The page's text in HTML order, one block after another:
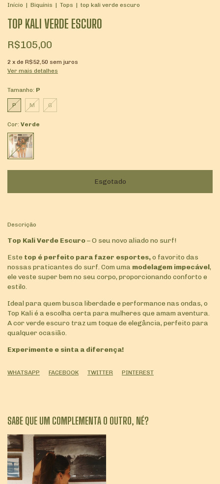
Início | Biquínis | Tops | top kali verde escuro
TOP KALI VERDE ESCURO
R$105,00
2 x de R$52,50 sem juros
Ver mais detalhes
Tamanho: P
P M G
Cor: Verde
Descrição
Top Kali Verde Escuro– O seu novo aliado no surf!
Este top é perfeito para fazer esportes,o favorito das
nossas praticantes do surf. Com uma modelagem impecável,
ele veste super bem no seu corpo, proporcionando conforto e
estilo.
Ideal para quem busca liberdade e performance nas ondas, o
Top Kali é a escolha certa para mulheres que amam aventura.
A cor verde escuro traz um toque de elegância, perfeito para
qualquer ocasião.
Experimente e sinta a diferença!
WHATSAPP FACEBOOK TWITTER PINTEREST
SABE QUE UM COMPLEMENTA O OUTRO, NÉ?